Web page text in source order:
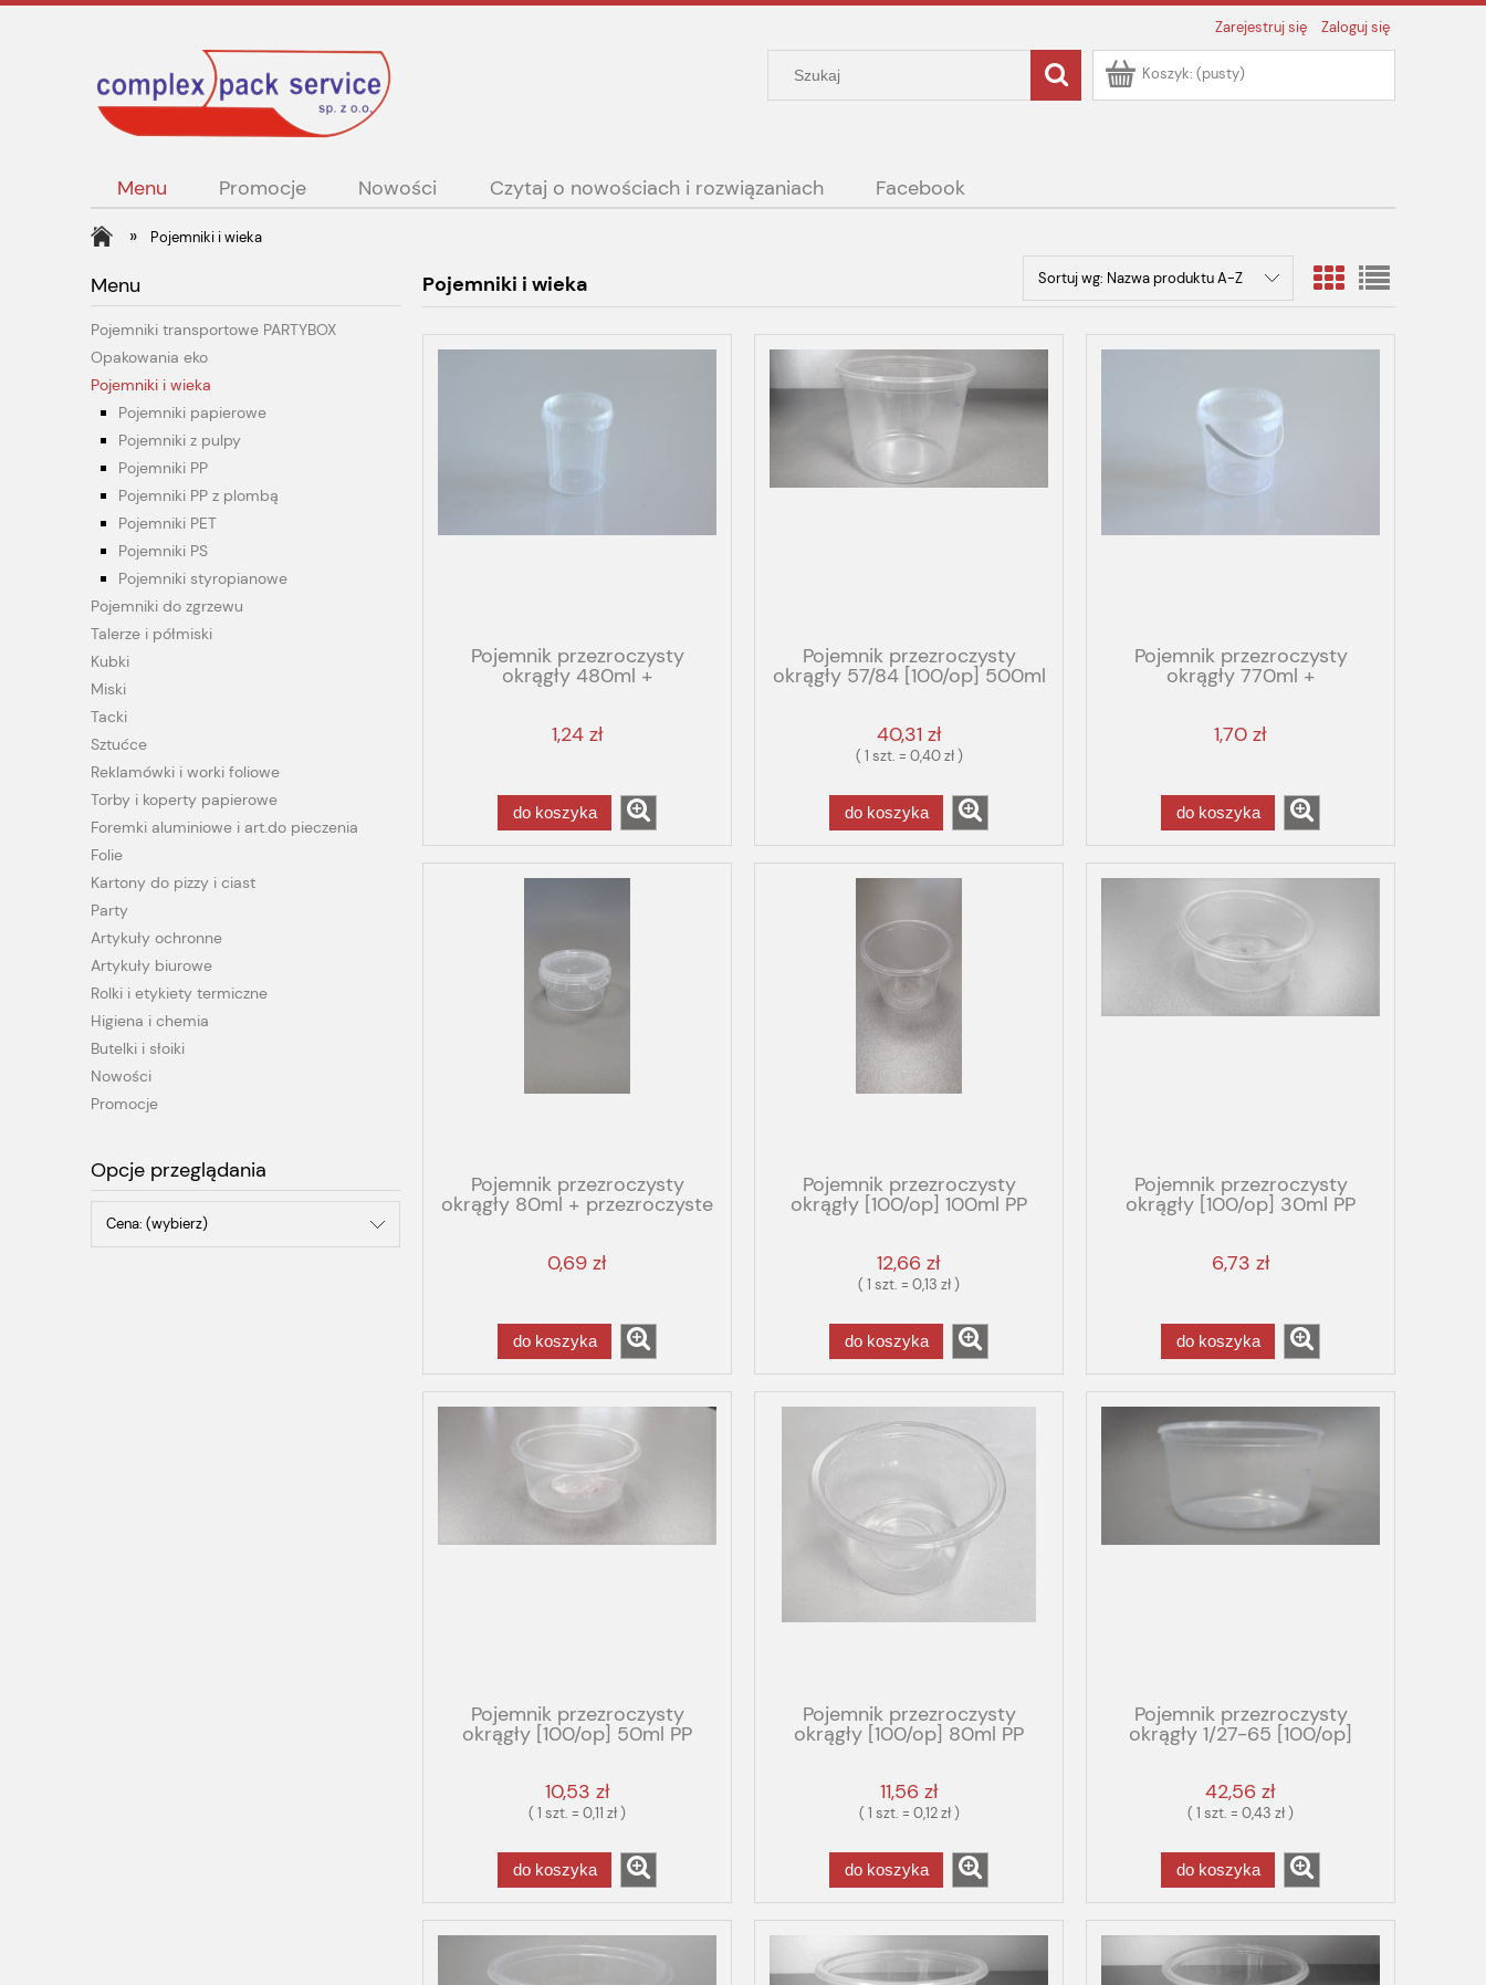
Zarejestruj się Zaloguj się
Koszyk: (pusty)
Menu Promocje Nowości Czytaj o nowościach i rozwiązaniach Facebook
» Pojemniki i wieka
Menu
Pojemniki transportowe PARTYBOX
Opakowania eko
Pojemniki i wieka
Pojemniki papierowe
Pojemniki z pulpy
Pojemniki PP
Pojemniki PP z plombą
Pojemniki PET
Pojemniki PS
Pojemniki styropianowe
Pojemniki do zgrzewu
Talerze i półmiski
Kubki
Miski
Tacki
Sztućce
Reklamówki i worki foliowe
Torby i koperty papierowe
Foremki aluminiowe i art.do pieczenia
Folie
Kartony do pizzy i ciast
Party
Artykuły ochronne
Artykuły biurowe
Rolki i etykiety termiczne
Higiena i chemia
Butelki i słoiki
Nowości
Promocje
Opcje przeglądania
Cena: (wybierz)
Pojemniki i wieka Sortuj wg: Nazwa produktu A-Z
Pojemnik przezroczysty
okrągły 480ml +
przezroczyste wieko 93mm
1,24 zł
do koszyka
Pojemnik przezroczysty
okrągły 57/84 [100/op] 500ml
40,31 zł
( 1 szt. = 0,40 zł )
do koszyka
Pojemnik przezroczysty
okrągły 770ml +
przezroczyste wieko
1,70 zł
do koszyka
Pojemnik przezroczysty
okrągły 80ml + przezroczyste
wieko
0,69 zł
do koszyka
Pojemnik przezroczysty
okrągły [100/op] 100ml PP
12,66 zł
( 1 szt. = 0,13 zł )
do koszyka
Pojemnik przezroczysty
okrągły [100/op] 30ml PP
6,73 zł
do koszyka
Pojemnik przezroczysty
okrągły [100/op] 50ml PP
10,53 zł
( 1 szt. = 0,11 zł )
do koszyka
Pojemnik przezroczysty
okrągły [100/op] 80ml PP
11,56 zł
( 1 szt. = 0,12 zł )
do koszyka
Pojemnik przezroczysty
okrągły 1/27-65 [100/op]
42,56 zł
( 1 szt. = 0,43 zł )
do koszyka